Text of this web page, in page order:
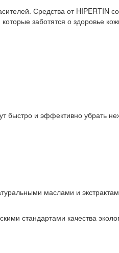
Средства от HIPERTIN
заботятся о здоровье
быстро и эффективно убрать
маслами и
стандартами качества